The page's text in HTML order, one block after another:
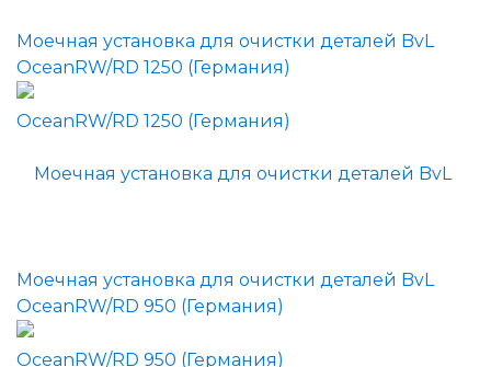
Моечная установка для очистки деталей BvL
OceanRW/RD 1250 (Германия)
Моечная установка для очистки деталей BvL
OceanRW/RD 950 (Германия)